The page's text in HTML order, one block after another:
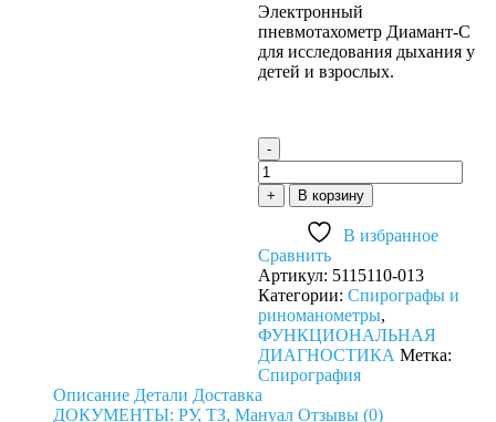
800.00₽.
Электронный
пневмотахометр Диамант-С
для исследования дыхания у
детей и взрослых.
-
Количество
товара
Спирограф
Диамант-
С
+ В корзину
В избранное
Сравнить
Артикул: 5115110-013
Категории: Спирографы и
риноманометры,
ФУНКЦИОНАЛЬНАЯ
ДИАГНОСТИКА Метка:
Спирография
Описание Детали Доставка
ДОКУМЕНТЫ: РУ, ТЗ, Мануал Отзывы (0)